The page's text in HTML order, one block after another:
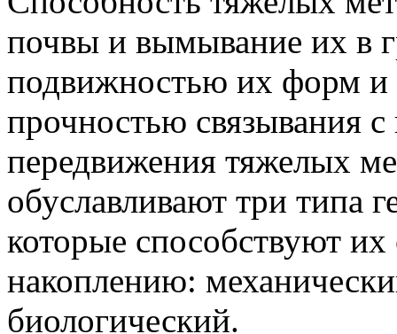
почвы и вымывание их в
подвижностью их форм и
прочностью связывания
передвижения тяжелых
обуславливают три типа
которые способствуют
накоплению:
биологический.